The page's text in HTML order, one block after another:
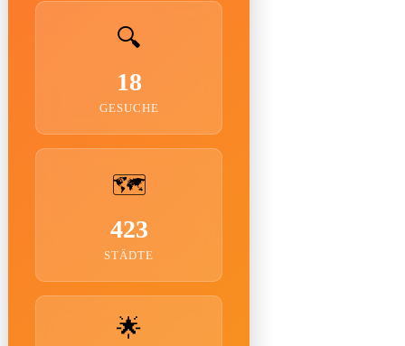
🔍
18
GESUCHE
🗺️
423
STÄDTE
🌟